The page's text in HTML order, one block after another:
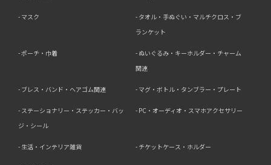
お客様の個人情報は、以下掲げる場合以外に、事前にご本
・法令に基づく場合
・人の生命、身体又は財産の保護にために必要がある場合
・公衆衛生の向上又は児童の健全な育成の推進のために特
あるとき
・国の機関若しくは地方公共団体又はその委託を受けた者
がある場合であって、本人の同意を得ることによって当該
マスク
タオル・手ぬぐい・マルチクロス・ブ
ランケット
ポーチ・巾着
ぬいぐるみ・キーホルダー・チャーム
関連
ブレス・バンド・ヘアゴム関連 マグ・ボトル・タンブラー・プレート
ステーショナリー・ステッカー・バッ
ジ・シール
PC・オーディオ・スマホアクセサリー
生活・インテリア雑貨 チケットケース・ホルダー